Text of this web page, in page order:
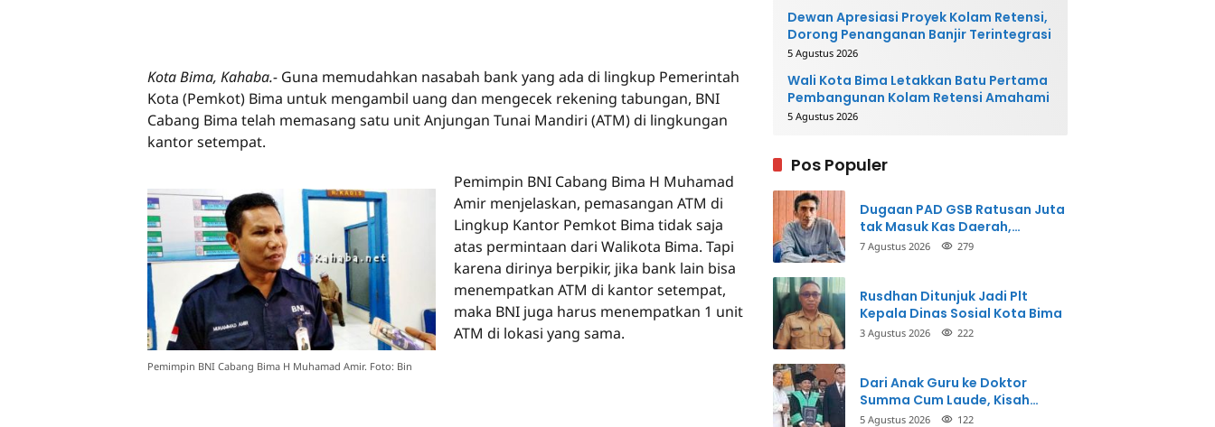
Kota Bima, Kahaba.- Guna memudahkan nasabah bank yang ada di lingkup Pemerintah
Kota (Pemkot) Bima untuk mengambil uang dan mengecek rekening tabungan, BNI
Cabang Bima telah memasang satu unit Anjungan Tunai Mandiri (ATM) di lingkungan
kantor setempat.
Pemimpin BNI Cabang Bima H Muhamad Amir. Foto: Bin
Pemimpin BNI Cabang Bima H Muhamad
Amir menjelaskan, pemasangan ATM di
Lingkup Kantor Pemkot Bima tidak saja
atas permintaan dari Walikota Bima. Tapi
karena dirinya berpikir, jika bank lain bisa
menempatkan ATM di kantor setempat,
maka BNI juga harus menempatkan 1 unit
ATM di lokasi yang sama.
Dewan Apresiasi Proyek Kolam Retensi,
Dorong Penanganan Banjir Terintegrasi
5 Agustus 2026
Wali Kota Bima Letakkan Batu Pertama
Pembangunan Kolam Retensi Amahami
5 Agustus 2026
Pos Populer
Dugaan PAD GSB Ratusan Juta
tak Masuk Kas Daerah,
Inspektorat Panggil Pihak
7 Agustus 2026 279
Rusdhan Ditunjuk Jadi Plt
Kepala Dinas Sosial Kota Bima
3 Agustus 2026 222
Dari Anak Guru ke Doktor
Summa Cum Laude, Kisah
Taman Firdaus Menginspirasi
5 Agustus 2026 122